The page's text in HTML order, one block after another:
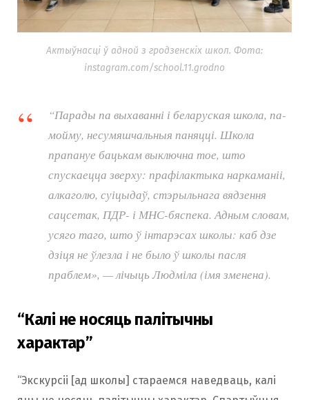
Актыўнасці ў адной з гродзенскіх школ. Фота:
instagram.com/school.11.grodno
“Парады па выхаванні і беларуская школа, па-
мойму, несумяшчальныя паняцці. Школа
прапануе бацькам выключна тое, што
спускаецца зверху: прафілактыка наркаманіі,
алкаголю, суіцыдаў, стэрыльнага вядзення
сацсетак, ПДР- і МНС-бяспека. Адным словам,
усяго таго, што ў інтарэсах школы: каб дзе
дзіця не ўлезла і не было ў школы пасля
праблем», — лічыць Людміла (імя зменена).
“Калі не носяць палітычны
характар”
“Экскурсіі [ад школы] стараемся наведваць, калі